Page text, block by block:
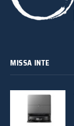
MISSA INTE